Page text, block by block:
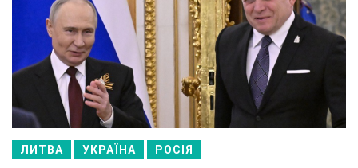
ЛИТВА УКРАЇНА РОСІЯ